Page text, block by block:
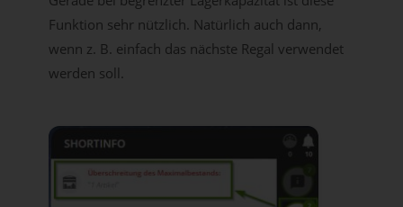
Funktion sehr nützlich. Natürlich auch dann,
wenn z. B. einfach das nächste Regal verwendet
werden soll.